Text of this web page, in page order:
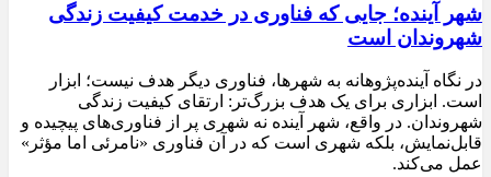
شهر آینده؛ جایی که فناوری در خدمت کیفیت زندگی
شهروندان است
در نگاه آینده‌پژوهانه به شهرها، فناوری دیگر هدف نیست؛ ابزار
است. ابزاری برای یک هدف بزرگ‌تر: ارتقای کیفیت زندگی
شهروندان. در واقع، شهر آینده نه شهری پر از فناوری‌های پیچیده و
قابل‌نمایش، بلکه شهری است که در آن فناوری «نامرئی اما مؤثر»
عمل می‌کند.